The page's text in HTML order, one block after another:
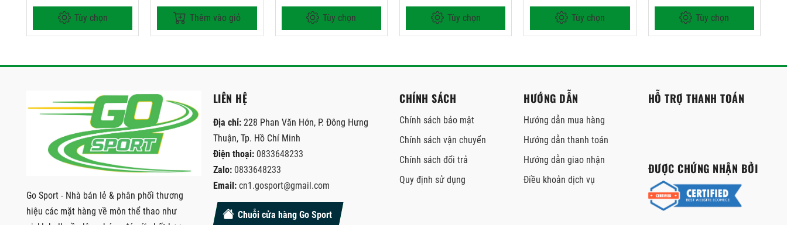
Tùy chọn Thêm vào giỏ Tùy chọn Tùy chọn Tùy chọn Tùy chọn
Go Sport - Nhà bán lẻ & phân phối thương
hiệu các mặt hàng về môn thể thao như
LIÊN HỆ
Địa chỉ: 228 Phan Văn Hớn, P. Đông Hưng
Thuận, Tp. Hồ Chí Minh
Điện thoại: 0833648233
Zalo: 0833648233
Email: cn1.gosport@gmail.com
Chuỗi cửa hàng Go Sport
CHÍNH SÁCH
Chính sách bảo mật
Chính sách vận chuyển
Chính sách đổi trả
Quy định sử dụng
HƯỚNG DẪN
Hướng dẫn mua hàng
Hướng dẫn thanh toán
Hướng dẫn giao nhận
Điều khoản dịch vụ
HỖ TRỢ THANH TOÁN
ĐƯỢC CHỨNG NHẬN BỞI